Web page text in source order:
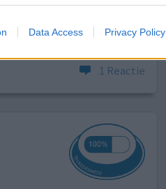
Data Access Privacy Policy
gehad van de
1 Reactie